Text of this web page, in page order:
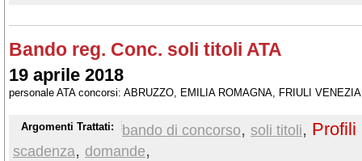
Bando reg. Conc. soli titoli ATA
19 aprile 2018
personale ATA concorsi: ABRUZZO, EMILIA ROMAGNA, FRIULI
Argomenti Trattati: bando di concorso, soli titoli, Profili
scadenza, domande,